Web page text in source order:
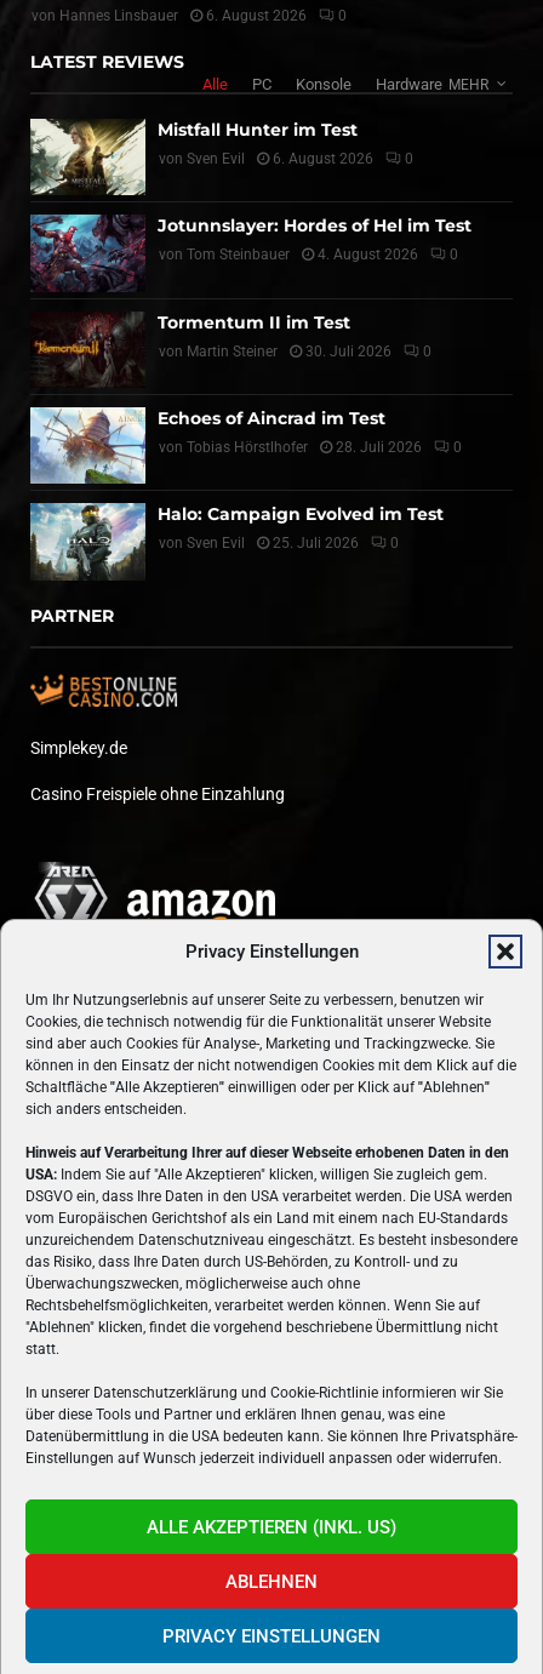
Privacy Einstellungen
Um Ihr Nutzungserlebnis auf unserer Seite zu verbessern, benutzen wir
Cookies, die technisch notwendig für die Funktionalität unserer Website
sind aber auch Cookies für Analyse-, Marketing und Trackingzwecke. Sie
können in den Einsatz der nicht notwendigen Cookies mit dem Klick auf die
Schaltfläche "Alle Akzeptieren" einwilligen oder per Klick auf"Ablehnen"
sich anders entscheiden.
Hinweis auf Verarbeitung Ihrer auf dieser Webseite erhobenen Daten in den
USA: Indem Sie auf "Alle Akzeptieren" klicken, willigen Sie zugleich gem.
DSGVO ein, dass Ihre Daten in den USA verarbeitet werden. Die USA werden
vom Europäischen Gerichtshof als ein Land mit einem nach EU-Standards
unzureichendem Datenschutzniveau eingeschätzt. Es besteht insbesondere
das Risiko, dass Ihre Daten durch US-Behörden, zu Kontroll- und zu
Überwachungszwecken, möglicherweise auch ohne
Rechtsbehelfsmöglichkeiten, verarbeitet werden können. Wenn Sie auf
"Ablehnen" klicken, findet die vorgehend beschriebene Übermittlung nicht
statt.
In unserer Datenschutzerklärung und Cookie-Richtlinie informieren wir Sie
über diese Tools und Partner und erklären Ihnen genau, was eine
Datenübermittlung in die USA bedeuten kann. Sie können Ihre Privatsphäre-
Einstellungen auf Wunsch jederzeit individuell anpassen oder widerrufen.
ALLE AKZEPTIEREN (INKL. US)
ABLEHNEN
PRIVACY EINSTELLUNGEN
von Hannes Linsbauer 6. August 2026 0
LATEST REVIEWS
Alle PC Konsole Hardware MEHR
Mistfall Hunter im Test
von Sven Evil 6. August 2026 0
Jotunnslayer: Hordes of Hel im Test
von Tom Steinbauer 4. August 2026 0
Tormentum II im Test
von Martin Steiner 30. Juli 2026 0
Echoes of Aincrad im Test
von Tobias Hörstlhofer 28. Juli 2026 0
Halo: Campaign Evolved im Test
von Sven Evil 25. Juli 2026 0
PARTNER
Simplekey.de
Casino Freispiele ohne Einzahlung
ÜBER UNS
VON GAMERN, FÜR GAMER! Gamers.at ist das älteste Online-
Spielemagazin Österreichs und bringt täglich aktuelle News,
Reviews und Videos zu PC- und Konsolenspielen, Gaming-
Hardware und aus der Welt des e-Sport's.
FOLGE UNS
Gamers.at v6 © 1999-2024 All Rights Reserved -Kontakt|Impressum|